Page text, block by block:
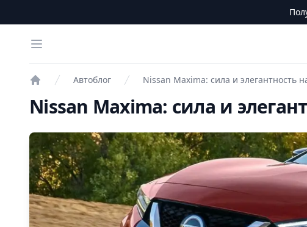
Open menu
Автоблог Nissan Maxima: сила и элегантность
Nissan Maxima: сила и